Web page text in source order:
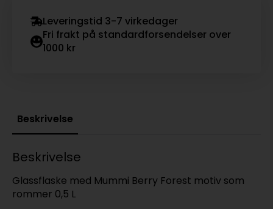
Leveringstid 3-7 virkedager
Fri frakt på standardforsendelser over
1000 kr
Beskrivelse
Beskrivelse
Glassflaske med Mummi Berry Forest motiv som
rommer 0,5 L